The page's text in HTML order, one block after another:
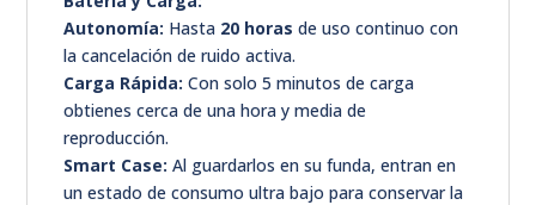
Autonomía: Hasta 20 horas de uso continuo con
la cancelación de ruido activa.
Carga Rápida: Con solo 5 minutos de carga
obtienes cerca de una hora y media de
reproducción.
Smart Case: Al guardarlos en su funda, entran en
un estado de consumo ultra bajo para conservar la